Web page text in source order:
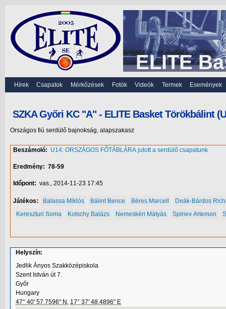
ELITE
Hírek Csapatok Mérkőzések Fotók Videók Termek Események
SZKA Győri KC "A" - ELITE Basket Törökbálint
Országos fiú serdülő bajnokság, alapszakasz
Beszámoló: U14: ORSZÁGOS FŐTÁBLÁRA jutott a serdülő csapatunk
Eredmény: 78-59
Időpont: vas., 2014-11-23 17:45
Játékos: Balassa Miklós Bálint Bence Béres Marcell
Deák-Bárdos
Kereszturi Soma
Kotschy Balázs Nemeskéri Mátyás Spiriev Artemon
Helyszín:
Jedlik Ányos Szakközépiskola
Szent István út 7.
Győr
Hungary
47° 40' 57.7596" N , 17° 37' 48.4896" E